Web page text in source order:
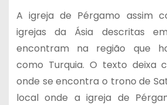
A igreja de Pérgamo assim
igrejas da Ásia descritas
encontram na região que
como Turquia. O texto deixa
onde se encontra o trono de
local onde a igreja de